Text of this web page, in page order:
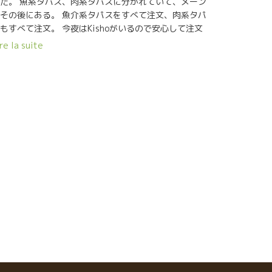
そう。凄いことだ。願ってみるものだ。 ワインは人
。 こんな人が造るワイン、ただものではないに決ま
いる！！
の後にある。 魚介系タパスをすべて注文、肉系タパ
すべて注文。 今夜はKishoがいるので安心して注文
る。 私が食べられなくなっても、私の５倍は食べら
la suite